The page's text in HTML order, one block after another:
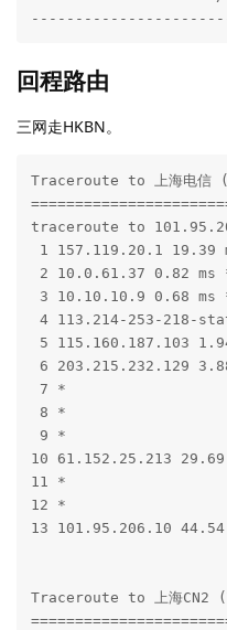
回程路由
三网走HKBN。
Traceroute to 上海电信
traceroute to
1 157.119.20.1 19.39
2 10.0.61.37 0.82 ms *
3 10.10.10.9 0.68 ms *
4 113.214-253-218-
5 115.160.187.103
6 203.215.232.129
7 *
8 *
9 *
10 61.152.25.213
11 *
12 *
13 101.95.206.10
Traceroute to 上海CN2